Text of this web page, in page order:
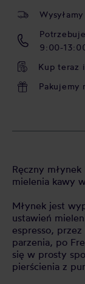
9:00-
Kup teraz
Pakujemy
Ręczny
mielenia kawy
Młynek jest
ustawień
espresso,
parzenia, po
się w prosty
pierścienia z